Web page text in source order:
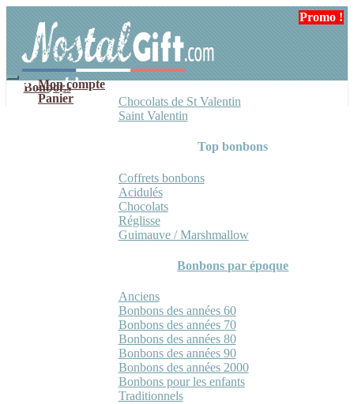
navigation
contenu
Mon compte
Panier
Bonbons
Chocolats de St Valentin
Saint Valentin
Top bonbons
Coffrets bonbons
Acidulés
Chocolats
Réglisse
Guimauve / Marshmallow
Bonbons par époque
Anciens
Bonbons des années 60
Bonbons des années 70
Bonbons des années 80
Bonbons des années 90
Bonbons des années 2000
Bonbons pour les enfants
Traditionnels
Promo !